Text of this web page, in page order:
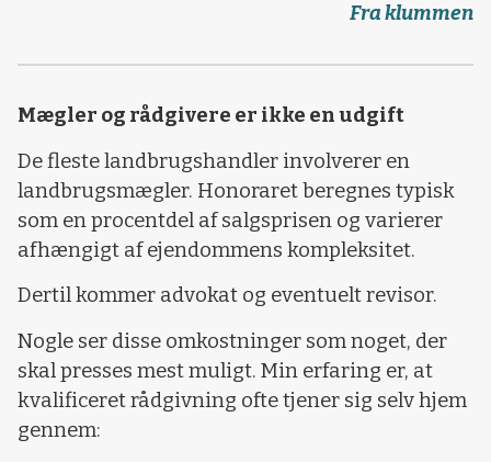
Fra klummen
Mægler og rådgivere er ikke en udgift
De fleste landbrugshandler involverer en
landbrugsmægler. Honoraret beregnes typisk
som en procentdel af salgsprisen og varierer
afhængigt af ejendommens kompleksitet.
Dertil kommer advokat og eventuelt revisor.
Nogle ser disse omkostninger som noget, der
skal presses mest muligt. Min erfaring er, at
kvalificeret rådgivning ofte tjener sig selv hjem
gennem: